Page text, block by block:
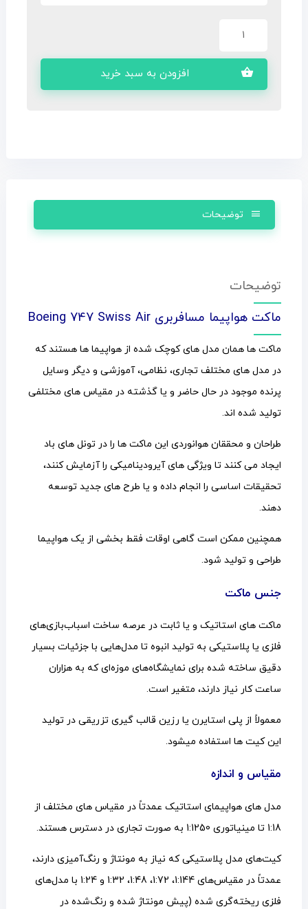
افزودن به سبد خرید
توضیحات
توضیحات
ماکت هواپیما مسافربری Boeing 747 Swiss Air
ماکت ها همان مدل های کوچک شده از هواپیما ها هستند که
در مدل های مختلف تجاری، نظامی، آموزشی و دیگر وسایل
پرنده موجود در حال حاضر و یا گذشته در مقیاس های مختلفی
تولید شده اند.
طراحان و محققان هوانوردی این ماکت ها را در تونل های باد
ایجاد می کنند تا ویژگی های آیرودینامیکی را آزمایش کنند،
تحقیقات اساسی را انجام داده و یا طرح های جدید توسعه
دهند.
همچنین ممکن است گاهی اوقات فقط بخشی از یک هواپیما
طراحی و تولید شود.
جنس ماکت
ماکت های استاتیک و یا ثابت در عرصه ساخت اسباب‌بازی‌های
فلزی یا پلاستیکی به تولید انبوه تا مدل‌هایی با جزئیات بسیار
دقیق ساخته شده برای نمایشگاه‌های موزه‌ای که به هزاران
ساعت کار نیاز دارند، متغیر است.
معمولاً از پلی استایرن یا رزین قالب گیری تزریقی در تولید
این کیت ها استفاده میشود.
مقیاس و اندازه
مدل های هواپیمای استاتیک عمدتاً در مقیاس های مختلف از
1:18 تا مینیاتوری 1:1250 به صورت تجاری در دسترس هستند.
کیت‌های مدل پلاستیکی که نیاز به مونتاژ و رنگ‌آمیزی دارند،
عمدتاً در مقیاس‌های 1:144، 1:72، 1:48، 1:32 و 1:24 با مدل‌های
فلزی ریخته‌گری شده (پیش مونتاژ شده و رنگ‌شده در